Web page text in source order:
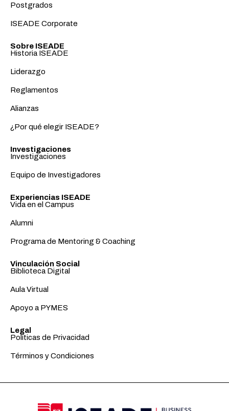
Postgrados
ISEADE Corporate
Sobre ISEADE
Historia ISEADE
Liderazgo
Reglamentos
Alianzas
¿Por qué elegir ISEADE?
Investigaciones
Investigaciones
Equipo de Investigadores
Experiencias ISEADE
Vida en el Campus
Alumni
Programa de Mentoring & Coaching
Vinculación Social
Biblioteca Digital
Aula Virtual
Apoyo a PYMES
Legal
Políticas de Privacidad
Términos y Condiciones